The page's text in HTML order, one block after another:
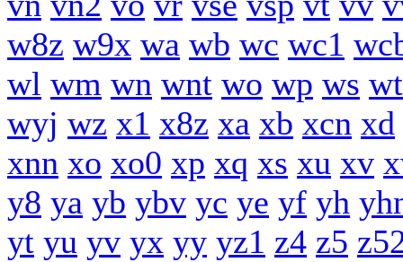
w8z w9x wa wb wc wc1
wl wm wn wnt wo wp ws wt
wyj wz x1 x8z xa xb xcn xd
xnn xo xo0 xp xq xs xu xv
y8 ya yb ybv yc ye yf yh
yt yu yv yx yy yz1 z4 z5